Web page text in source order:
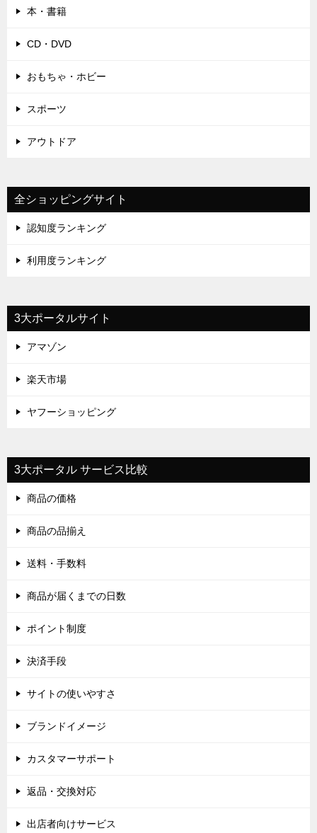
本・書籍
CD・DVD
おもちゃ・ホビー
スポーツ
アウトドア
全ショッピングサイト
認知度ランキング
利用度ランキング
3大ポータルサイト
アマゾン
楽天市場
ヤフーショッピング
3大ポータル サービス比較
商品の価格
商品の品揃え
送料・手数料
商品が届くまでの日数
ポイント制度
決済手段
サイトの使いやすさ
ブランドイメージ
カスタマーサポート
返品・交換対応
出店者向けサービス